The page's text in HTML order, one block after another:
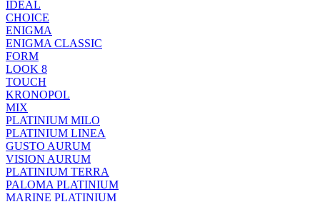
IDEAL
CHOICE
ENIGMA
ENIGMA CLASSIC
FORM
LOOK 8
TOUCH
KRONOPOL
MIX
PLATINIUM MILO
PLATINIUM LINEA
GUSTO AURUM
VISION AURUM
PLATINIUM TERRA
PALOMA PLATINIUM
MARINE PLATINIUM